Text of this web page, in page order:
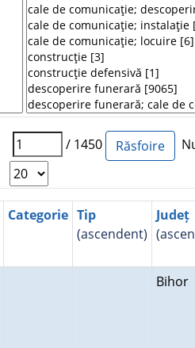
/ 1450
Categorie Tip
(ascendent)
Județ
Bihor